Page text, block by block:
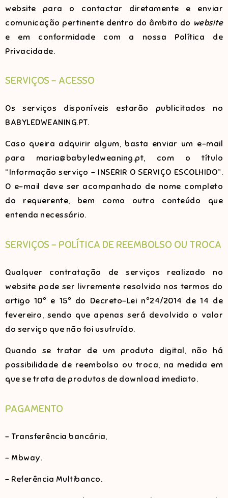
website para o contactar diretamente e enviar
comunicação pertinente dentro do âmbito do website
e em conformidade com a nossa Política de
Privacidade.
SERVIÇOS - ACESSO
Os serviços disponíveis estarão publicitados no
BABYLEDWEANING.PT.
Caso queira adquirir algum, basta enviar um e-mail
para maria@babyledweaning.pt, com o título
“Informação serviço – INSERIR O SERVIÇO ESCOLHIDO”.
O e-mail deve ser acompanhado de nome completo
do requerente, bem como outro conteúdo que
entenda necessário.
SERVIÇOS – POLÍTICA DE REEMBOLSO OU TROCA
Qualquer contratação de serviços realizado no
website pode ser livremente resolvido nos termos do
artigo 10º e 15º do Decreto-Lei nº24/2014 de 14 de
fevereiro, sendo que apenas será devolvido o valor
do serviço que não foi usufruído.
Quando se tratar de um produto digital, não há
possibilidade de reembolso ou troca, na medida em
que se trata de produtos de download imediato.
PAGAMENTO
– Transferência bancária,
– Mbway.
– Referência Multibanco.